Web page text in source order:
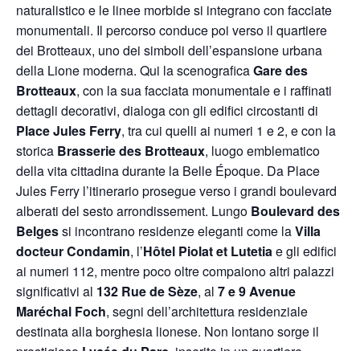
naturalistico e le linee morbide si integrano con facciate
monumentali. Il percorso conduce poi verso il quartiere
dei Brotteaux, uno dei simboli dell’espansione urbana
della Lione moderna. Qui la scenograficaGare des
Brotteaux, con la sua facciata monumentale e i raffinati
dettagli decorativi, dialoga con gli edifici circostanti di
Place Jules Ferry, tra cui quelli ai numeri 1 e 2, e con la
storica Brasserie des Brotteaux, luogo emblematico
della vita cittadina durante la Belle Époque. Da Place
Jules Ferry l’itinerario prosegue verso i grandi boulevard
alberati del sesto arrondissement. Lungo Boulevard des
Belgessi incontrano residenze eleganti come laVilla
docteur Condamin, l’Hôtel Piolat et Lutetiae gli edifici
ai numeri 112, mentre poco oltre compaiono altri palazzi
significativi al 132 Rue de Sèze, al 7 e 9 Avenue
Maréchal Foch, segni dell’architettura residenziale
destinata alla borghesia lionese. Non lontano sorge il